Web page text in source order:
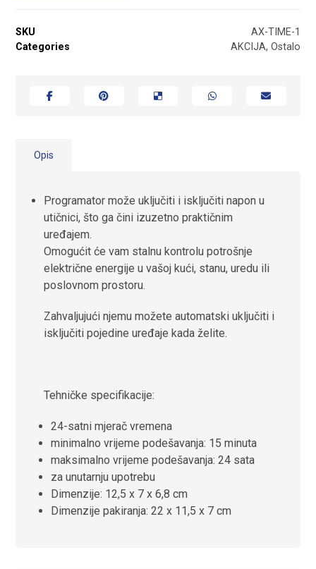
SKU
AX-TIME-1
Categories
AKCIJA, Ostalo
Opis
Programator može uključiti i isključiti napon u
utičnici, što ga čini izuzetno praktičnim
uređajem.
Omogućit će vam stalnu kontrolu potrošnje
električne energije u vašoj kući, stanu, uredu ili
poslovnom prostoru.
Zahvaljujući njemu možete automatski uključiti i
isključiti pojedine uređaje kada želite.
Tehničke specifikacije:
24-satni mjerač vremena
minimalno vrijeme podešavanja: 15 minuta
maksimalno vrijeme podešavanja: 24 sata
za unutarnju upotrebu
Dimenzije: 12,5 x 7 x 6,8 cm
Dimenzije pakiranja: 22 x 11,5 x 7 cm